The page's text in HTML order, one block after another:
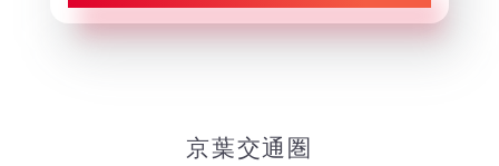
京葉交通圏